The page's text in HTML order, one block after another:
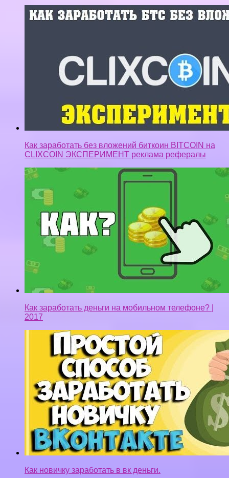
Как заработать без вложений биткоин BITCOIN на
CLIXCOIN ЭКСПЕРИМЕНТ реклама рефералы
Как заработать деньги на мобильном телефоне? |
2017
Как новичку заработать в вк деньги.